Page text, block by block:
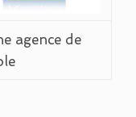
agence de